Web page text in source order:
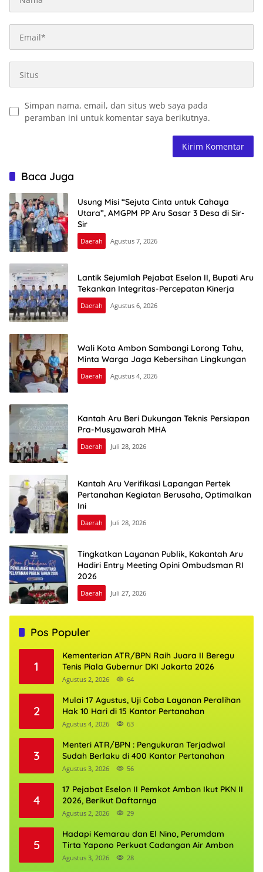
Simpan nama, email, dan situs web saya pada
peramban ini untuk komentar saya berikutnya.
Baca Juga
Usung Misi “Sejuta Cinta untuk Cahaya
Utara”, AMGPM PP Aru Sasar 3 Desa di Sir-
Sir
Daerah Agustus 7, 2026
Lantik Sejumlah Pejabat Eselon II, Bupati Aru
Tekankan Integritas-Percepatan Kinerja
Daerah Agustus 6, 2026
Wali Kota Ambon Sambangi Lorong Tahu,
Minta Warga Jaga Kebersihan Lingkungan
Daerah Agustus 4, 2026
Kantah Aru Beri Dukungan Teknis Persiapan
Pra-Musyawarah MHA
Daerah Juli 28, 2026
Kantah Aru Verifikasi Lapangan Pertek
Pertanahan Kegiatan Berusaha, Optimalkan
Ini
Daerah Juli 28, 2026
Tingkatkan Layanan Publik, Kakantah Aru
Hadiri Entry Meeting Opini Ombudsman RI
2026
Daerah Juli 27, 2026
Pos Populer
1
Kementerian ATR/BPN Raih Juara II Beregu
Tenis Piala Gubernur DKI Jakarta 2026
Agustus 2, 2026 64
2
Mulai 17 Agustus, Uji Coba Layanan Peralihan
Hak 10 Hari di 15 Kantor Pertanahan
Agustus 4, 2026 63
3
Menteri ATR/BPN : Pengukuran Terjadwal
Sudah Berlaku di 400 Kantor Pertanahan
Agustus 3, 2026 56
4
17 Pejabat Eselon II Pemkot Ambon Ikut PKN II
2026, Berikut Daftarnya
Agustus 2, 2026 29
5
Hadapi Kemarau dan El Nino, Perumdam
Tirta Yapono Perkuat Cadangan Air Ambon
Agustus 3, 2026 28